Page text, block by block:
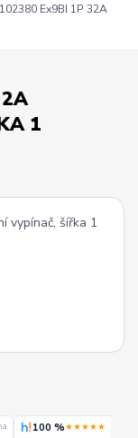
Ex9BI 1P 32A
1
100 %★★★★★